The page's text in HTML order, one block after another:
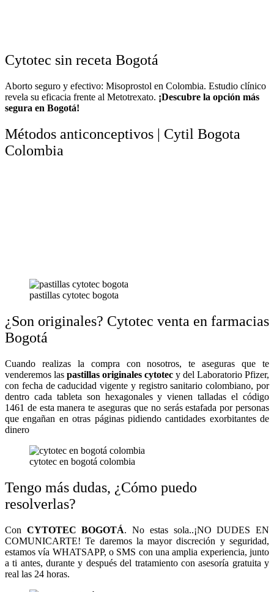
Cytotec sin receta Bogotá
Aborto seguro y efectivo: Misoprostol en Colombia. Estudio clínico
revela su eficacia frente al Metotrexato. ¡Descubre la opción más
segura en Bogotá!
Métodos anticonceptivos | Cytil Bogota
Colombia
pastillas cytotec bogota
¿Son originales? Cytotec venta en farmacias
Bogotá
Cuando realizas la compra con nosotros, te aseguras que te
venderemos las pastillas originales cytotec y del Laboratorio Pfizer,
con fecha de caducidad vigente y registro sanitario colombiano, por
dentro cada tableta son hexagonales y vienen talladas el código
1461 de esta manera te aseguras que no serás estafada por personas
que engañan en otras páginas pidiendo cantidades exorbitantes de
dinero
cytotec en bogotá colombia
Tengo más dudas, ¿Cómo puedo
resolverlas?
Con CYTOTEC BOGOTÁ. No estas sola..¡NO DUDES EN
COMUNICARTE! Te daremos la mayor discreción y seguridad,
estamos vía WHATSAPP, o SMS con una amplia experiencia, junto
a ti antes, durante y después del tratamiento con asesoría gratuita y
real las 24 horas.